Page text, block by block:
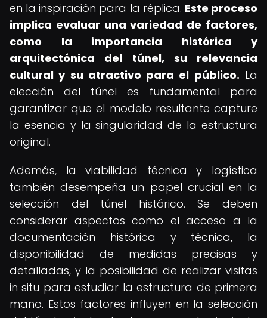
en la inspiración para la réplica. Este proceso
implica evaluar una variedad de factores,
como la importancia histórica y
arquitectónica del túnel, su relevancia
cultural y su atractivo para el público. La
elección del túnel es fundamental para
garantizar que el modelo resultante capture
la esencia y la singularidad de la estructura
original.
Además, la viabilidad técnica y logística
también desempeña un papel crucial en la
selección del túnel histórico. Se deben
considerar aspectos como el acceso a la
documentación histórica y técnica, la
disponibilidad de medidas precisas y
detalladas, y la posibilidad de realizar visitas
in situ para estudiar la estructura de primera
mano. Estos factores influyen en la selección